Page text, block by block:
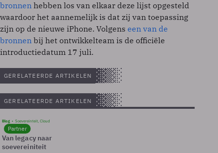
bronnen hebben los van elkaar deze lijst opgesteld
waardoor het aannemelijk is dat zij van toepassing
zijn op de nieuwe iPhone. Volgens een van de
bronnen bij het ontwikkelteam is de officiële
introductiedatum 17 juli.
GERELATEERDE ARTIKELEN
GERELATEERDE ARTIKELEN
Blog Soevereinteit, Cloud
Partner
Van legacy naar
soevereiniteit